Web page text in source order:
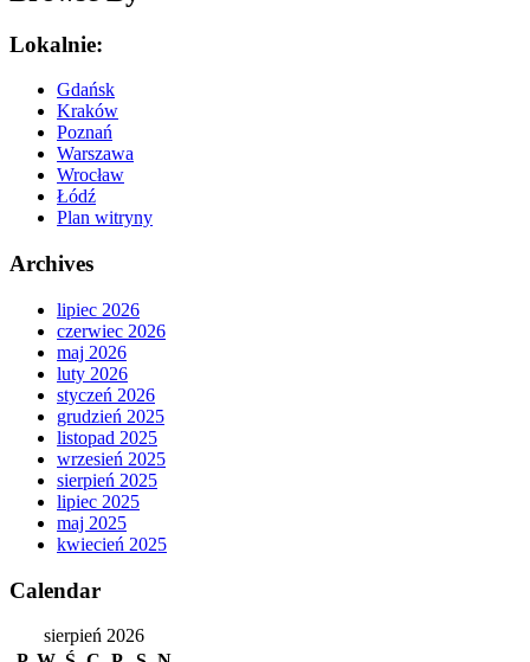
Lokalnie:
Gdańsk
Kraków
Poznań
Warszawa
Wrocław
Łódź
Plan witryny
Archives
lipiec 2026
czerwiec 2026
maj 2026
luty 2026
styczeń 2026
grudzień 2025
listopad 2025
wrzesień 2025
sierpień 2025
lipiec 2025
maj 2025
kwiecień 2025
Calendar
sierpień 2026